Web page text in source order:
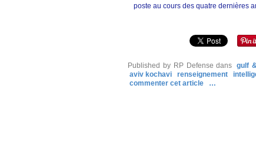
poste au cours des quatre dernières
Published by RP Defense dans gulf
aviv kochavi
renseignement
commenter cet article
…